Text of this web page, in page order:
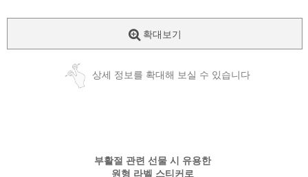
확대보기
상세 정보를 확대해 보실 수 있습니다
부활절 관련 선물 시 유용한
원형 라벨 스티커로